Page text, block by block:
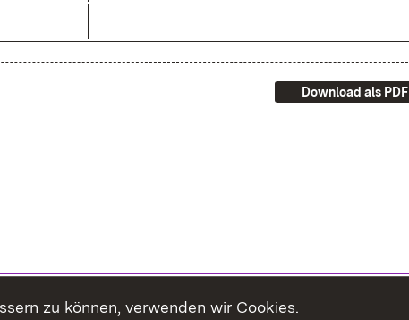
Download als PDF
zu können, verwenden wir Cookies.